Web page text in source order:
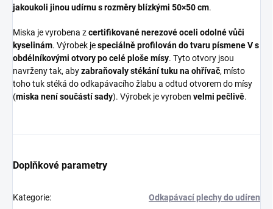
jakoukoli jinou udírnu s rozměry blízkými 50×50 cm.
Miska je vyrobena zcertifikované nerezové oceli odolné vůči
kyselinám. Výrobek jespeciálně profilován do tvaru písmene V s
obdélníkovými otvory po celé ploše mísy. Tyto otvory jsou
navrženy tak, abyzabraňovaly stékání tuku na ohřívač, místo
toho tuk stéká do odkapávacího žlabu a odtud otvorem do mísy
(miska není součástí sady). Výrobek je vyroben velmi pečlivě.
Doplňkové parametry
Kategorie: Odkapávací plechy do udíren